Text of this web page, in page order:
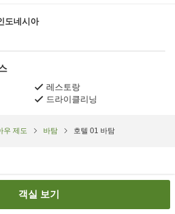
도네시아
레스토랑
드라이클리닝
우 제도 바탐 호텔 01 바탐
객실 보기